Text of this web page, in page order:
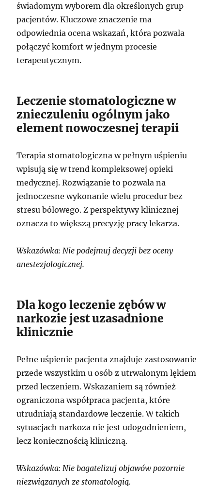
świadomym wyborem dla określonych grup
pacjentów. Kluczowe znaczenie ma
odpowiednia ocena wskazań, która pozwala
połączyć komfort w jednym procesie
terapeutycznym.
Leczenie stomatologiczne w
znieczuleniu ogólnym jako
element nowoczesnej terapii
Terapia stomatologiczna w pełnym uśpieniu
wpisują się w trend kompleksowej opieki
medycznej. Rozwiązanie to pozwala na
jednoczesne wykonanie wielu procedur bez
stresu bólowego. Z perspektywy klinicznej
oznacza to większą precyzję pracy lekarza.
Wskazówka: Nie podejmuj decyzji bez oceny
anestezjologicznej.
Dla kogo leczenie zębów w
narkozie jest uzasadnione
klinicznie
Pełne uśpienie pacjenta znajduje zastosowanie
przede wszystkim u osób z utrwalonym lękiem
przed leczeniem. Wskazaniem są również
ograniczona współpraca pacjenta, które
utrudniają standardowe leczenie. W takich
sytuacjach narkoza nie jest udogodnieniem,
lecz koniecznością kliniczną.
Wskazówka: Nie bagatelizuj objawów pozornie
niezwiązanych ze stomatologią.